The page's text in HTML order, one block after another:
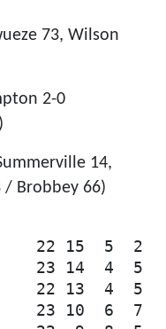
73, Wilson
2-0
14,
/ Brobbey 66)
22 15  5  2
23 14  4  5
22 13  4  5
23 10  6  7